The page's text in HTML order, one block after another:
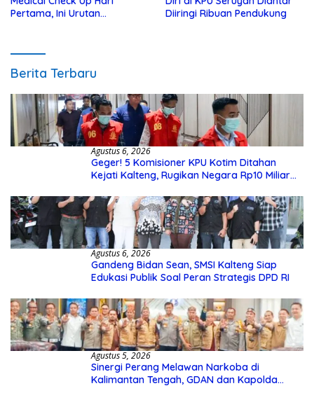
Pertama, Ini Urutan
Diiringi Ribuan Pendukung
Berita Terbaru
Agustus 6, 2026
Geger! 5 Komisioner KPU Kotim Ditahan
Kejati Kalteng, Rugikan Negara Rp10 Miliar
Agustus 6, 2026
Gandeng Bidan Sean, SMSI Kalteng Siap
Edukasi Publik Soal Peran Strategis DPD RI
Agustus 5, 2026
Sinergi Perang Melawan Narkoba di
Kalimantan Tengah, GDAN dan Kapolda